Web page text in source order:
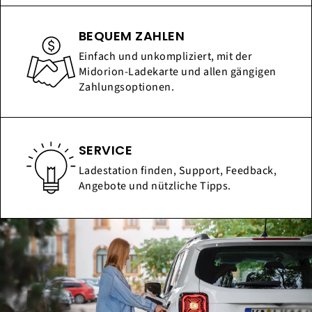
BEQUEM ZAHLEN
Einfach und unkompliziert, mit der
Midorion-Ladekarte und allen gängigen
Zahlungsoptionen.
SERVICE
Ladestation finden, Support, Feedback,
Angebote und nützliche Tipps.